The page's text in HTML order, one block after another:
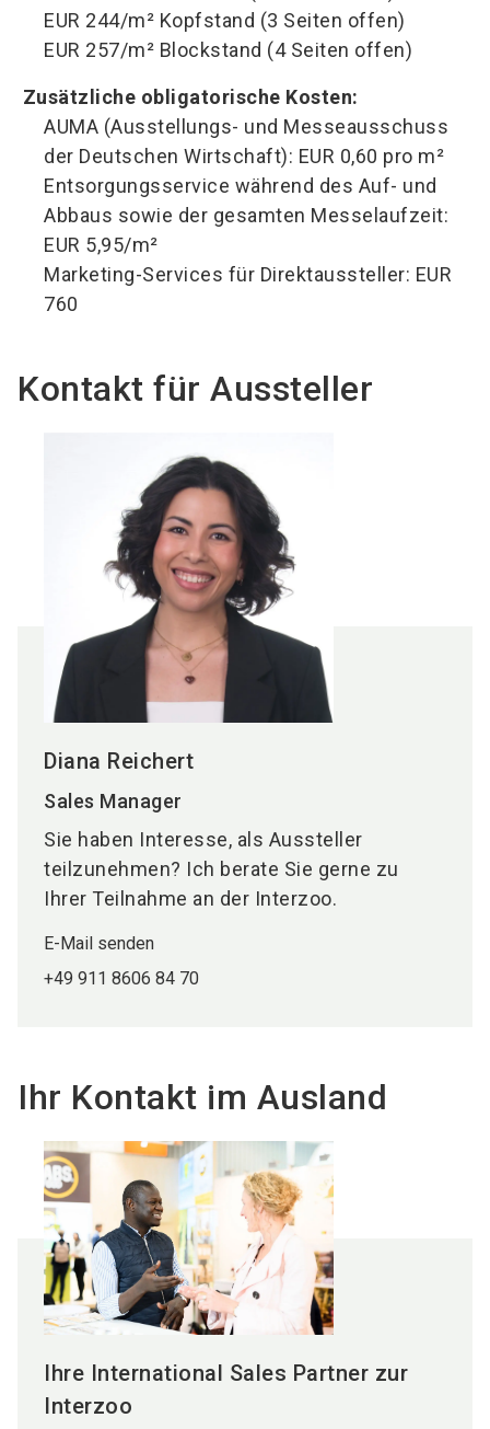
EUR 244/m² Kopfstand (3 Seiten offen)
EUR 257/m² Blockstand (4 Seiten offen)
Zusätzliche obligatorische Kosten:
AUMA (Ausstellungs- und Messeausschuss
der Deutschen Wirtschaft): EUR 0,60 pro m²
Entsorgungsservice während des Auf- und
Abbaus sowie der gesamten Messelaufzeit:
EUR 5,95/m²
Marketing-Services für Direktaussteller: EUR
760
Kontakt für Aussteller
Diana Reichert
Sales Manager
Sie haben Interesse, als Aussteller
teilzunehmen? Ich berate Sie gerne zu
Ihrer Teilnahme an der Interzoo.
E-Mail senden
+49 911 8606 84 70
Ihr Kontakt im Ausland
Ihre International Sales Partner zur
Interzoo